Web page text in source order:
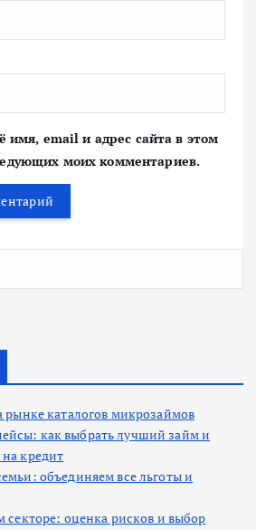
имя, email и адрес сайта в этом
моих комментариев.
рынке каталогов микрозаймов
как выбрать лучший займ и
кредит
объединяем все льготы и
оценка рисков и выбор